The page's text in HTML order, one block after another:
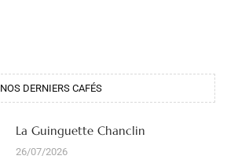
NOS DERNIERS CAFÉS
La Guinguette Chanclin
26/07/2026